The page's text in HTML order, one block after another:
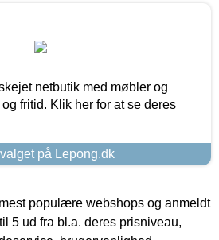
netbutik med møbler og
fritid. Klik her for at se deres
på Lepong.dk
populære webshops og anmeldt
5 ud fra bl.a. deres prisniveau,